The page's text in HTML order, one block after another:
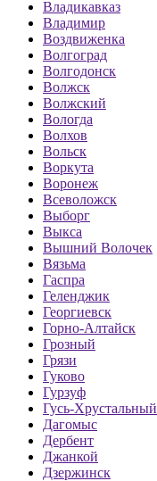
Владикавказ
Владимир
Воздвиженка
Волгоград
Волгодонск
Волжск
Волжский
Вологда
Волхов
Вольск
Воркута
Воронеж
Всеволожск
Выборг
Выкса
Вышний Волочек
Вязьма
Гаспра
Геленджик
Георгиевск
Горно-Алтайск
Грозный
Грязи
Гуково
Гурзуф
Гусь-Хрустальный
Дагомыс
Дербент
Джанкой
Дзержинск